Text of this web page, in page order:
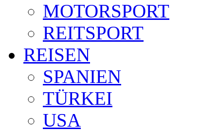
MOTORSPORT
REITSPORT
REISEN
SPANIEN
TÜRKEI
USA